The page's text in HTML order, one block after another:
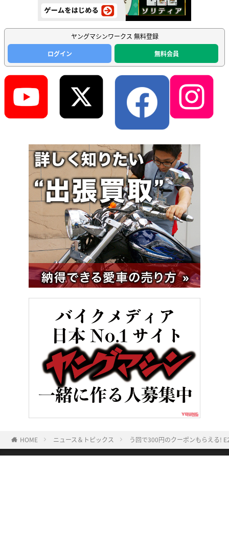
ヤングマシンワークス 無料登録
ログイン
無料会員
HOME ニュース＆トピックス う回で300円のクーポンもらえる!